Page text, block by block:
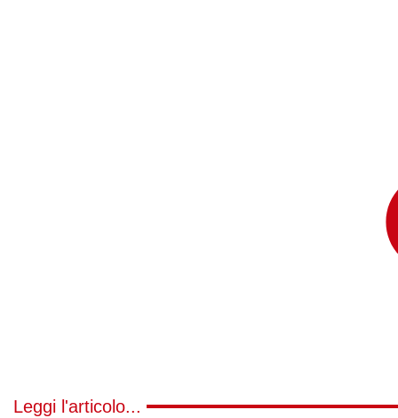
Leggi l'articolo...